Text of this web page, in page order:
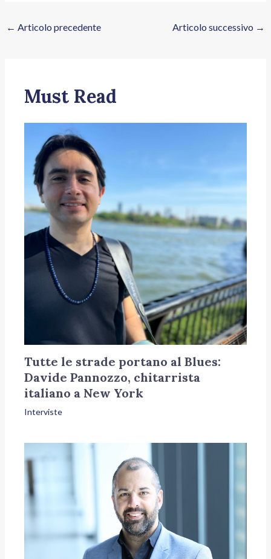
← Articolo precedente Articolo successivo →
Must Read
Tutte le strade portano al Blues:
Davide Pannozzo, chitarrista
italiano a New York
Interviste